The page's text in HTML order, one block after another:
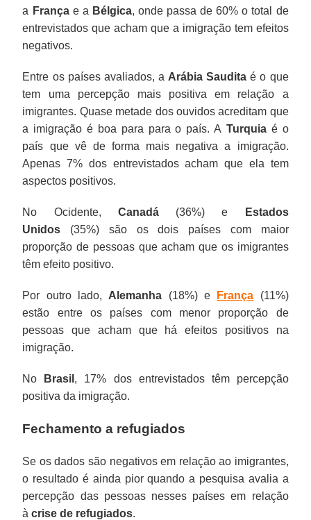
a Françae a Bélgica, onde passa de 60% o total de
entrevistados que acham que a imigração tem efeitos
negativos.
Entre os países avaliados, a Arábia Saudita é o que
tem uma percepção mais positiva em relação a
imigrantes. Quase metade dos ouvidos acreditam que
a imigração é boa para para o país. A Turquiaé o
país que vê de forma mais negativa a imigração.
Apenas 7% dos entrevistados acham que ela tem
aspectos positivos.
No Ocidente, Canadá(36%) e
Estados
Unidos (35%) são os dois países com maior
proporção de pessoas que acham que os imigrantes
têm efeito positivo.
Por outro lado, Alemanha (18%) e França (11%)
estão entre os países com menor proporção de
pessoas que acham que há efeitos positivos na
imigração.
No Brasil , 17% dos entrevistados têm percepção
positiva da imigração.
Fechamento a refugiados
Se os dados são negativos em relação ao imigrantes,
o resultado é ainda pior quando a pesquisa avalia a
percepção das pessoas nesses países em relação
àcrise de refugiados.